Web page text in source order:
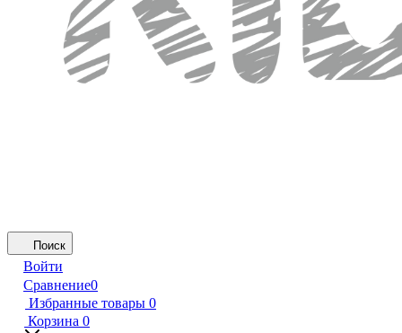
Поиск
Войти
Сравнение0
Избранные товары 0
Корзина 0